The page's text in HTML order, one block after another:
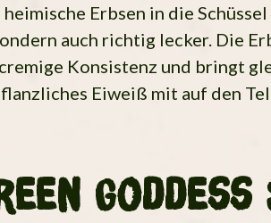
Erbsen in die
auch richtig lecker. Die
Konsistenz und bringt
Eiweiß mit auf den